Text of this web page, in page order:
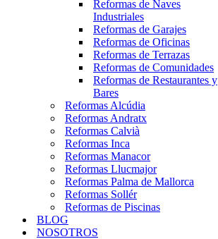
Reformas de Naves
Industriales
Reformas de Garajes
Reformas de Oficinas
Reformas de Terrazas
Reformas de Comunidades
Reformas de Restaurantes y
Bares
Reformas Alcúdia
Reformas Andratx
Reformas Calvià
Reformas Inca
Reformas Manacor
Reformas Llucmajor
Reformas Palma de Mallorca
Reformas Sollér
Reformas de Piscinas
BLOG
NOSOTROS